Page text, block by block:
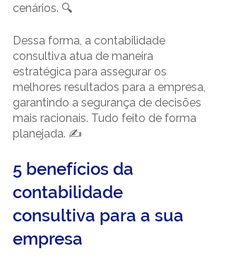
cenários. 🔍
Dessa forma, a contabilidade
consultiva atua de maneira
estratégica para assegurar os
melhores resultados para a empresa,
garantindo a segurança de decisões
mais racionais. Tudo feito de forma
planejada. ✍️
5 benefícios da
contabilidade
consultiva para a sua
empresa